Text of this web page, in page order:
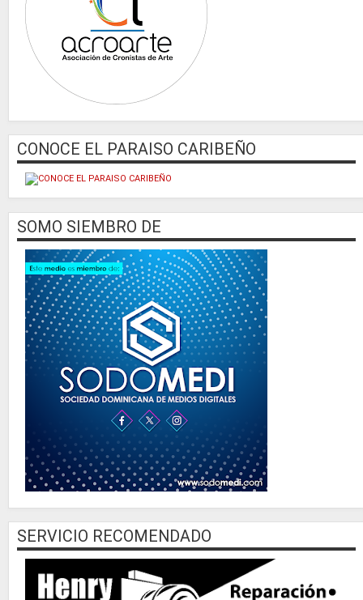
CONOCE EL PARAISO CARIBEÑO
SOMO SIEMBRO DE
SERVICIO RECOMENDADO